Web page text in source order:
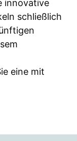
innovative
schließlich
eine mit